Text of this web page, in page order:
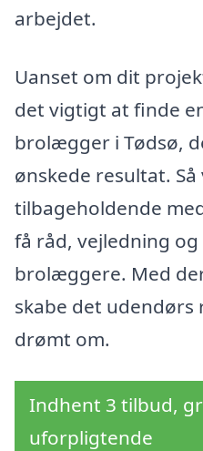
arbejdet.
Uanset om dit
det vigtigt at finde
brolægger i Tødsø,
ønskede resultat.
tilbageholdende
få råd, vejledning
brolæggere. Med
skabe det
drømt om.
Indhent 3 tilbud,
uforpligtende